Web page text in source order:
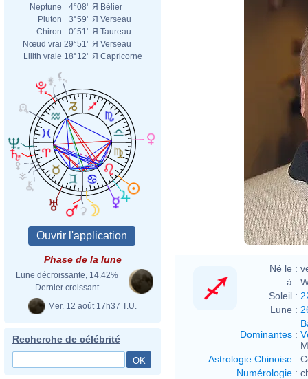
Neptune
4°08' Я Bélier
Pluton
3°59' Я Verseau
Chiron
0°51' Я Taureau
Nœud vrai 29°51' Я Verseau
Lilith vraie 18°12' Я Capricorne
Phase de la lune
Lune décroissante, 14.42%
Dernier croissant
Mer. 12 août 17h37 T.U.
Recherche de célébrité
Né le :
à :
Soleil :
Lune :
Dominantes :
Astrologie Chinoise :
Numérologie :